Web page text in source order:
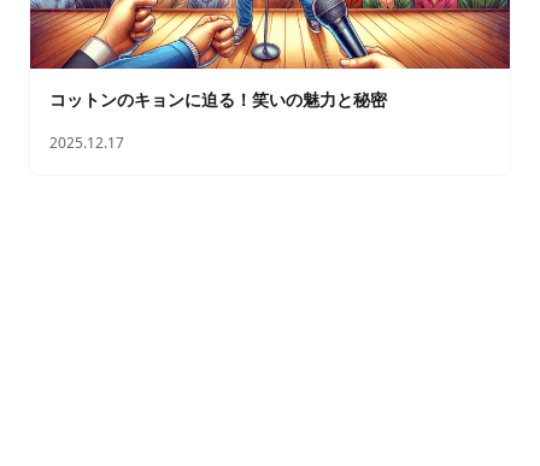
コットンのキョンに迫る！笑いの魅力と秘密
2025.12.17